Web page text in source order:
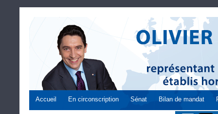
Accueil En circonscription Sénat Bilan de mandat